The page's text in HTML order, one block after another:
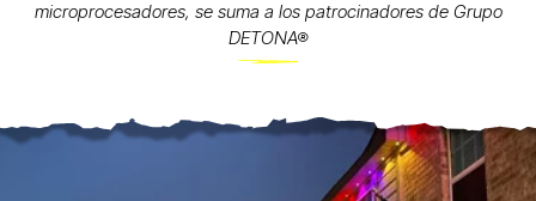
microprocesadores, se suma a los patrocinadores de Grupo
DETONA®